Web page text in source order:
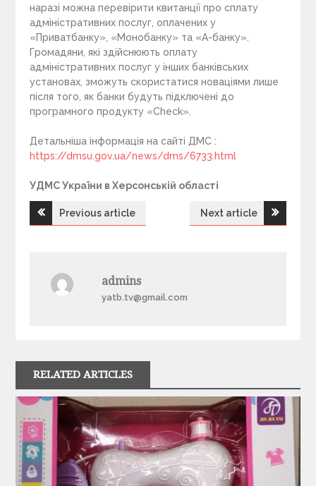
наразі можна перевірити квитанції про сплату
адміністративних послуг, оплачених у
«Приватбанку», «Монобанку» та «А-банку».
Громадяни, які здійснюють оплату
адміністративних послуг у інших банківських
установах, зможуть скористатися новаціями лише
після того, як банки будуть підключені до
програмного продукту «Check».
Детальніша інформація на сайті ДМС :
https://dmsu.gov.ua/news/dms/6733.html
УДМС України в Херсонській області
Н
г
а
ц
і
Previous article Next article
admins
yatb.tv@gmail.com
RELATED ARTICLES